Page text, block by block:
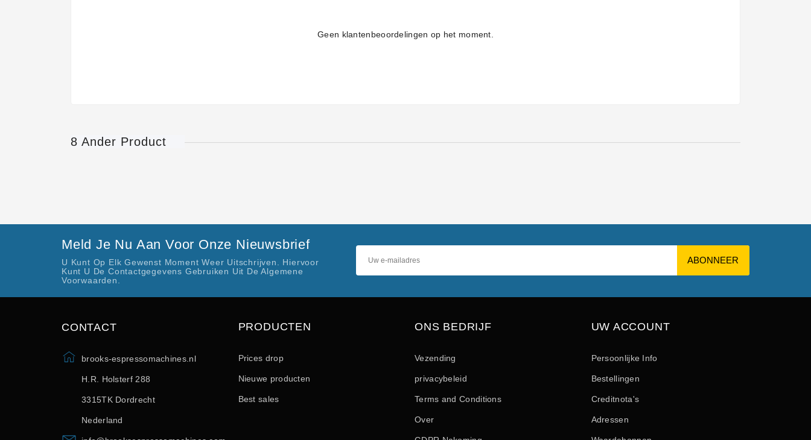
Geen klantenbeoordelingen op het moment.
8 Ander Product
Meld Je Nu Aan Voor Onze Nieuwsbrief
U Kunt Op Elk Gewenst Moment Weer Uitschrijven. Hiervoor
Kunt U De Contactgegevens Gebruiken Uit De Algemene
Voorwaarden.
CONTACT
brooks-espressomachines.nl
H.R. Holsterf 288
3315TK Dordrecht
Nederland
PRODUCTEN
Prices drop
Nieuwe producten
Best sales
ONS BEDRIJF
Vezending
privacybeleid
Terms and Conditions
Over
UW ACCOUNT
Persoonlijke Info
Bestellingen
Creditnota's
Adressen